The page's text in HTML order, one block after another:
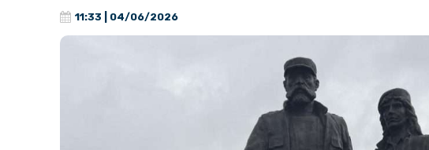
11:33 | 04/06/2026